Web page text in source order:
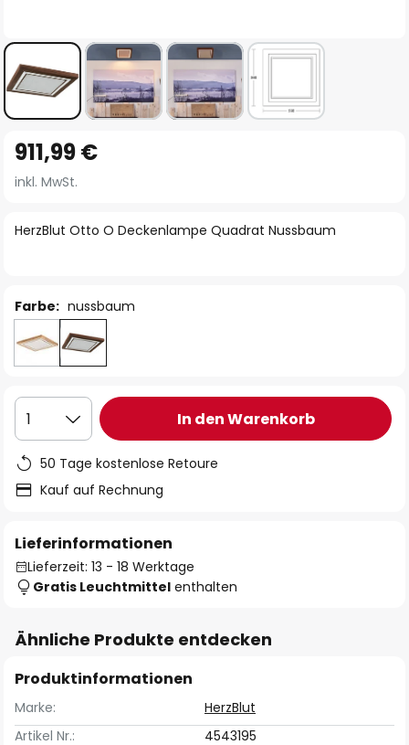
Anfang
der
springen
HerzBlut Otto O Deckenlampe Quadrat Nussbaum
911,99 €
inkl. MwSt.
Farbe: nussbaum
1 In den Warenkorb
50 Tage kostenlose Retoure
Kauf auf Rechnung
Lieferinformationen
Lieferzeit: 13 - 18 Werktage
Gratis Leuchtmittel enthalten
Ähnliche Produkte entdecken
Produktinformationen
Marke:
HerzBlut
Artikel Nr.:
4543195